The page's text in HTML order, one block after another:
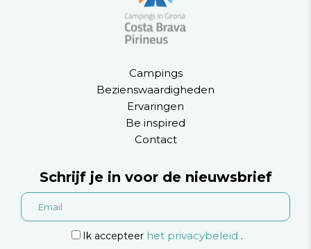
Campings
Bezienswaardigheden
Ervaringen
Be inspired
Contact
Schrijf je in voor de nieuwsbrief
Ik accepteerhet privacybeleid .